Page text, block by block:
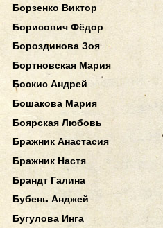
Борзенко Виктор
Борисович Фёдор
Бороздинова Зоя
Бортновская Мария
Боскис Андрей
Бошакова Мария
Боярская Любовь
Бражник Анастасия
Бражник Настя
Брандт Галина
Бубень Анджей
Бугулова Инга